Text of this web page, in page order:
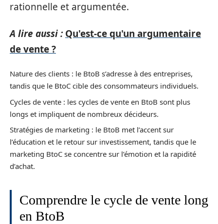
rationnelle et argumentée.
A lire aussi : Qu'est-ce qu'un argumentaire
de vente ?
Nature des clients : le BtoB s’adresse à des entreprises,
tandis que le BtoC cible des consommateurs individuels.
Cycles de vente : les cycles de vente en BtoB sont plus
longs et impliquent de nombreux décideurs.
Stratégies de marketing : le BtoB met l’accent sur
l’éducation et le retour sur investissement, tandis que le
marketing BtoC se concentre sur l’émotion et la rapidité
d’achat.
Comprendre le cycle de vente long
en BtoB